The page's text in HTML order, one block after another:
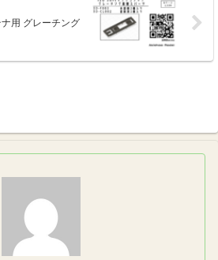
用 グレーチング